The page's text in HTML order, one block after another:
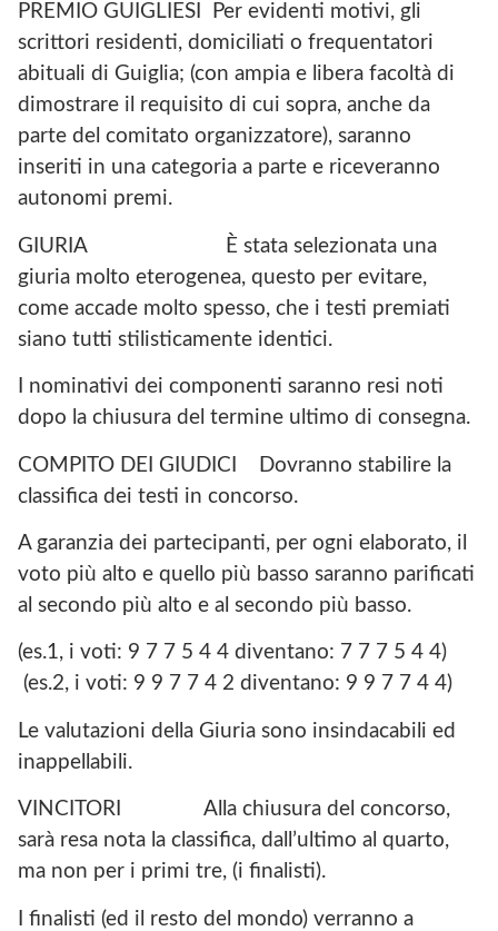
PREMIO GUIGLIESI Per evidenti motivi, gli
scrittori residenti, domiciliati o frequentatori
abituali di Guiglia; (con ampia e libera facoltà di
dimostrare il requisito di cui sopra, anche da
parte del comitato organizzatore), saranno
inseriti in una categoria a parte e riceveranno
autonomi premi.
GIURIA È stata selezionata una
giuria molto eterogenea, questo per evitare,
come accade molto spesso, che i testi premiati
siano tutti stilisticamente identici.
I nominativi dei componenti saranno resi noti
dopo la chiusura del termine ultimo di consegna.
COMPITO DEI GIUDICI Dovranno stabilire la
classifica dei testi in concorso.
A garanzia dei partecipanti, per ogni elaborato, il
voto più alto e quello più basso saranno parificati
al secondo più alto e al secondo più basso.
(es.1, i voti: 9 7 7 5 4 4 diventano: 7 7 7 5 4 4)
(es.2, i voti: 9 9 7 7 4 2 diventano: 9 9 7 7 4 4)
Le valutazioni della Giuria sono insindacabili ed
inappellabili.
VINCITORI Alla chiusura del concorso,
sarà resa nota la classifica, dall’ultimo al quarto,
ma non per i primi tre, (i finalisti).
I finalisti (ed il resto del mondo) verranno a